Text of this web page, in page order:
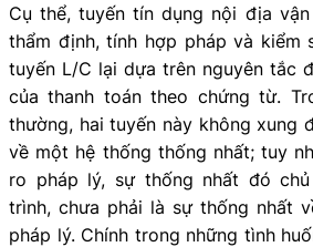
Cụ thể, tuyến tín dụng nội địa
thẩm định, tính hợp pháp và kiểm
tuyến L/C lại dựa trên nguyên tắc
của thanh toán theo chứng từ.
thường, hai tuyến này không xung
về một hệ thống thống nhất; tuy
ro pháp lý, sự thống nhất đó
trình, chưa phải là sự thống nhất
pháp lý. Chính trong những tình